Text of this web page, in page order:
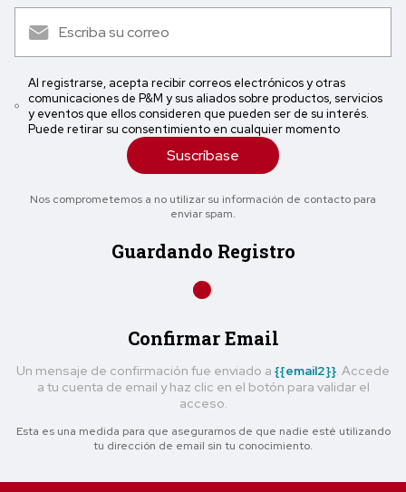
Al registrarse, acepta recibir correos electrónicos y otras
comunicaciones de P&M y sus aliados sobre productos, servicios
y eventos que ellos consideren que pueden ser de su interés.
Puede retirar su consentimiento en cualquier momento
Suscríbase
Nos comprometemos a no utilizar su información de contacto para
enviar spam.
Guardando Registro
Confirmar Email
Un mensaje de confirmación fue enviado a {{email2}} . Accede
a tu cuenta de email y haz clic en el botón para validar el
acceso.
Esta es una medida para que asegurarnos de que nadie esté utilizando
tu dirección de email sin tu conocimiento.